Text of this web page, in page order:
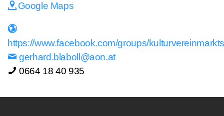
Google Maps
https://www.facebook.com/groups/
gerhard.blaboll@aon.at
0664 18 40 935